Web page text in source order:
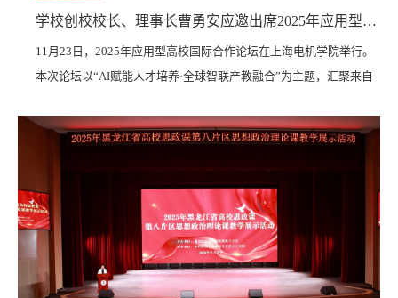
学校创校校长、理事长曹勇安应邀出席2025年应用型高校国际合作论坛并作主旨报告
‍11月23日，2025年应用型高校国际合作论坛在上海电机学院举行。
本次论坛以“AI赋能人才培养·全球智联产教融合”为主题，汇聚来自
业代表，共同探讨人工智能时代背景下应用型高校的国际化路径与
带一路”沿线国家人才培养面临的主要挑战，...